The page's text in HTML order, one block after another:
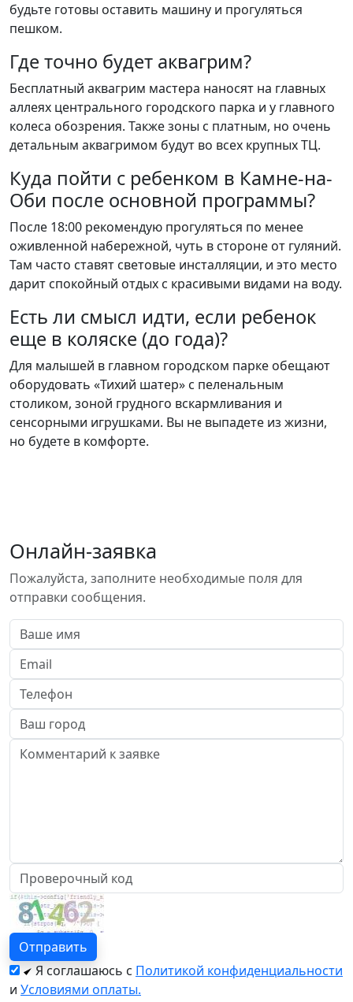
будьте готовы оставить машину и прогуляться
пешком.
Где точно будет аквагрим?
Бесплатный аквагрим мастера наносят на главных
аллеях центрального городского парка и у главного
колеса обозрения. Также зоны с платным, но очень
детальным аквагримом будут во всех крупных ТЦ.
Куда пойти с ребенком в Камне-на-
Оби после основной программы?
После 18:00 рекомендую прогуляться по менее
оживленной набережной, чуть в стороне от гуляний.
Там часто ставят световые инсталляции, и это место
дарит спокойный отдых с красивыми видами на воду.
Есть ли смысл идти, если ребенок
еще в коляске (до года)?
Для малышей в главном городском парке обещают
оборудовать «Тихий шатер» с пеленальным
столиком, зоной грудного вскармливания и
сенсорными игрушками. Вы не выпадете из жизни,
но будете в комфорте.
Онлайн-заявка
Пожалуйста, заполните необходимые поля для
отправки сообщения.
Я соглашаюсь с Политикой конфиденциальности
и Условиями оплаты.